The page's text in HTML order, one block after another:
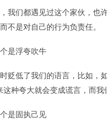
们都遇见过这个家伙，也许
不是对自己的行为负责任。
浮夸吹牛
低了我们的语言，比如，如
这种夸大就会变成谎言，而我
固执己见